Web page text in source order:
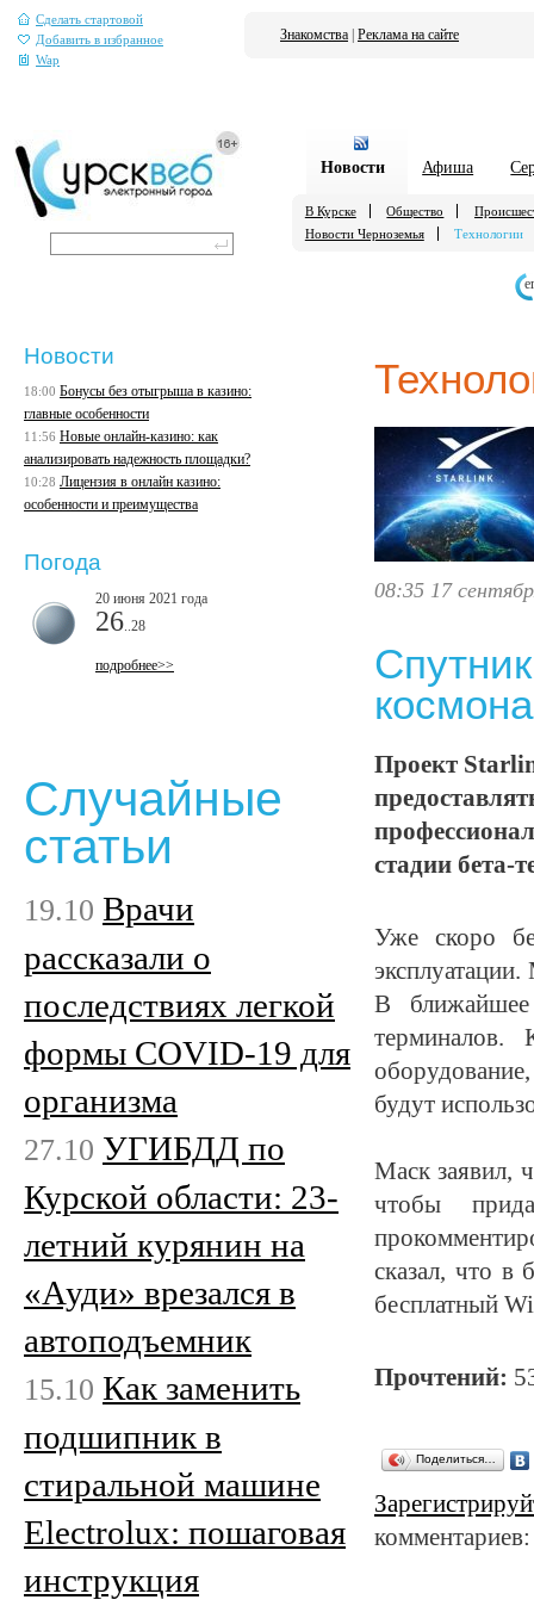
Сделать стартовой
Добавить в избранное
Wap
Знакомства Реклама на сайте
Новости Афиша
В Курске Общество
Новости Черноземья
Технологии
08:35 17
Проект
стадии бета-
Уже скоро
В ближайшее
терминалов.
будут
Маск заявил,
чтобы
сказал, что в
бесплатный
Прочтений:
Поделиться…
Новости
18:00 Бонусы без отыгрыша в казино:
главные особенности
11:56 Новые онлайн-казино: как
анализировать надежность площадки?
10:28 Лицензия в онлайн казино:
особенности и преимущества
Погода
20 июня 2021 года
26 ..28
подробнее>>
Случайные
статьи
19.10 Врачи
рассказали о
последствиях легкой
формы COVID-19 для
организма
27.10 УГИБДД по
Курской области: 23-
летний курянин на
«Ауди» врезался в
автоподъемник
15.10 Как заменить
подшипник в
стиральной машине
Electrolux: пошаговая
инструкция